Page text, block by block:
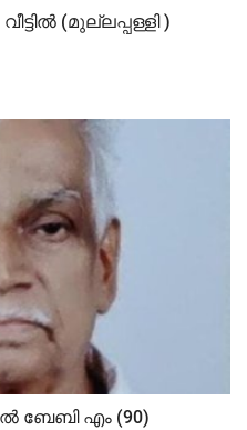
(മുല്ലപ്പള്ളി )
ബേബി എം (90)